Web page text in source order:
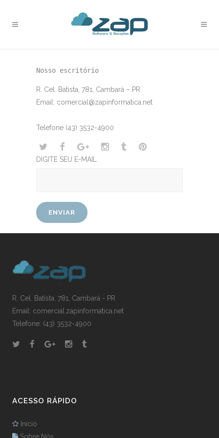
Nosso escritório
R. Cel. Batista, 781, Cambará – PR
Email: comercial@zapinformatica.net
Telefone (43) 3532-4900
DIGITE SEU E-MAIL
R. Cel. Batista, 781, Cambará - PR
Email: comercial.zapinformatica.net
Telefone: (43) 3532-4900
ACESSO RÁPIDO
Início